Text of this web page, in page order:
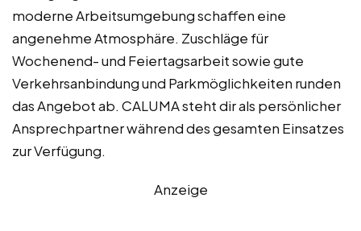
moderne Arbeitsumgebung schaffen eine
angenehme Atmosphäre. Zuschläge für
Wochenend- und Feiertagsarbeit sowie gute
Verkehrsanbindung und Parkmöglichkeiten runden
das Angebot ab. CALUMA steht dir als persönlicher
Ansprechpartner während des gesamten Einsatzes
zur Verfügung.
Anzeige